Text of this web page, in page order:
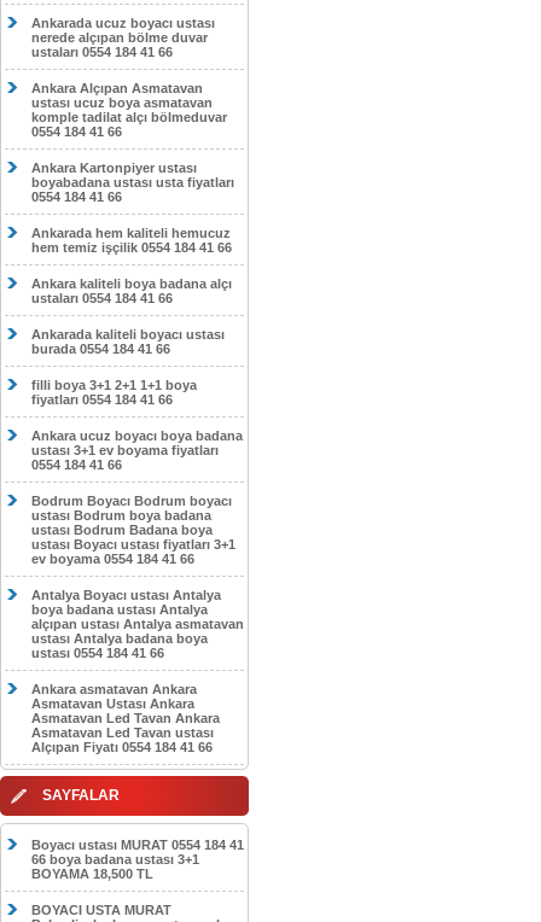
Ankarada ucuz boyacı ustası
nerede alçıpan bölme duvar
ustaları 0554 184 41 66
Ankara Alçıpan Asmatavan
ustası ucuz boya asmatavan
komple tadilat alçı bölmeduvar
0554 184 41 66
Ankara Kartonpiyer ustası
boyabadana ustası usta fiyatları
0554 184 41 66
Ankarada hem kaliteli hemucuz
hem temiz işçilik 0554 184 41 66
Ankara kaliteli boya badana alçı
ustaları 0554 184 41 66
Ankarada kaliteli boyacı ustası
burada 0554 184 41 66
filli boya 3+1 2+1 1+1 boya
fiyatları 0554 184 41 66
Ankara ucuz boyacı boya badana
ustası 3+1 ev boyama fiyatları
0554 184 41 66
Bodrum Boyacı Bodrum boyacı
ustası Bodrum boya badana
ustası Bodrum Badana boya
ustası Boyacı ustası fiyatları 3+1
ev boyama 0554 184 41 66
Antalya Boyacı ustası Antalya
boya badana ustası Antalya
alçıpan ustası Antalya asmatavan
ustası Antalya badana boya
ustası 0554 184 41 66
Ankara asmatavan Ankara
Asmatavan Ustası Ankara
Asmatavan Led Tavan Ankara
Asmatavan Led Tavan ustası
Alçıpan Fiyatı 0554 184 41 66
SAYFALAR
Boyacı ustası MURAT 0554 184 41
66 boya badana ustası 3+1
BOYAMA 18,500 TL
BOYACI USTA MURAT